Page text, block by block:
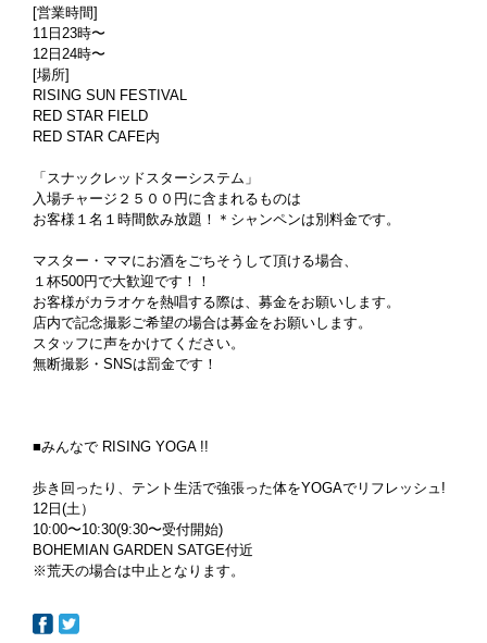
[営業時間]
11日23時〜
12日24時〜
[場所]
RISING SUN FESTIVAL
RED STAR FIELD
RED STAR CAFE内
「スナックレッドスターシステム」
入場チャージ２５００円に含まれるものは
お客様１名１時間飲み放題！＊シャンペンは別料金です。
マスター・ママにお酒をごちそうして頂ける場合、
１杯500円で大歓迎です！！
お客様がカラオケを熱唱する際は、募金をお願いします。
店内で記念撮影ご希望の場合は募金をお願いします。
スタッフに声をかけてください。
無断撮影・SNSは罰金です！
■みんなで RISING YOGA !!
歩き回ったり、テント生活で強張った体をYOGAでリフレッシュ!
12日(土）
10:00〜10:30(9:30〜受付開始)
BOHEMIAN GARDEN SATGE付近
※荒天の場合は中止となります。